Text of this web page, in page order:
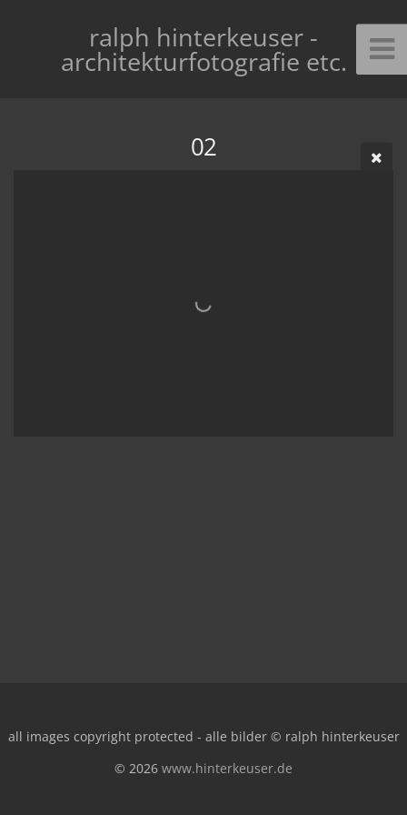
ralph hinterkeuser -
architekturfotografie etc.
02
all images copyright protected - alle bilder © ralph hinterkeuser
© 2026 www.hinterkeuser.de